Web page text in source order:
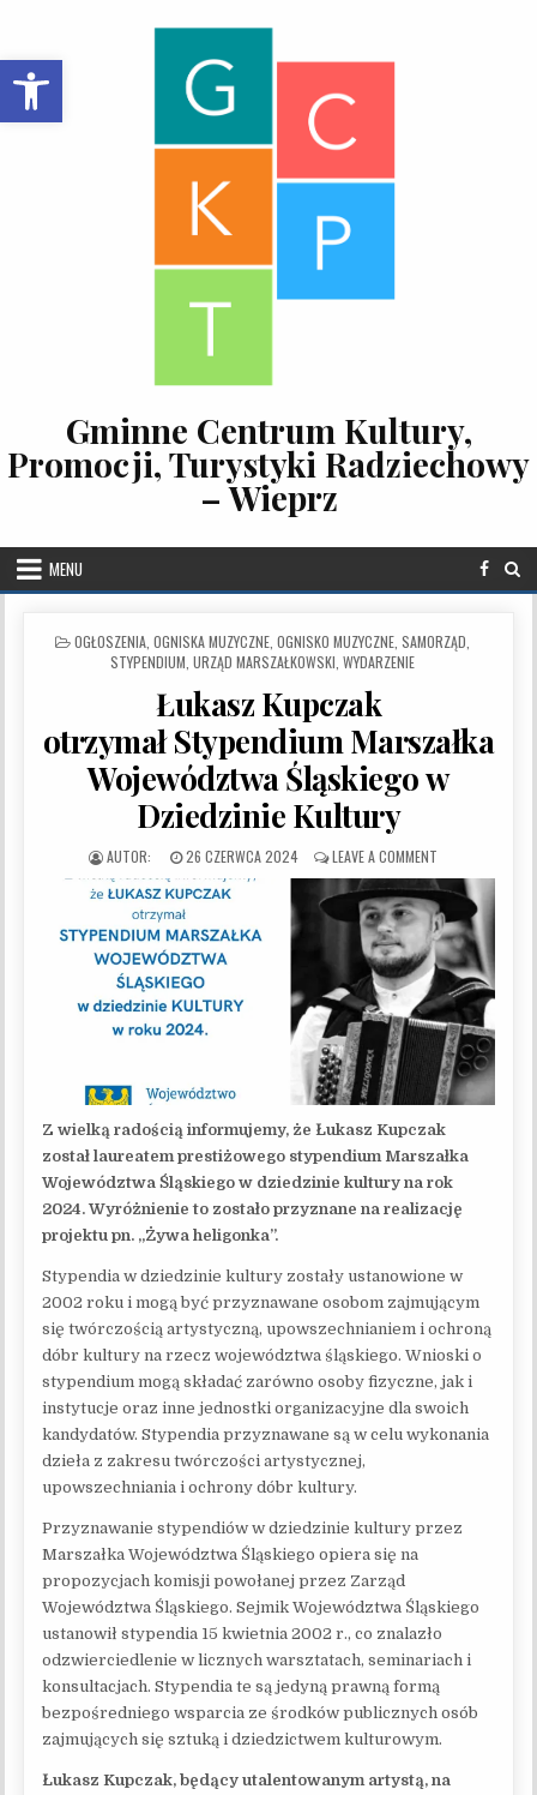
Open toolbar
Gminne Centrum Kultury,
Promocji, Turystyki Radziechowy
– Wieprz
MENU
POSTED IN
OGŁOSZENIA OGNISKA MUZYCZNE OGNISKO MUZYCZNE SAMORZĄD
STYPENDIUM URZĄD MARSZAŁKOWSKI WYDARZENIE
Łukasz Kupczak
otrzymał Stypendium Marszałka
Województwa Śląskiego w
Dziedzinie Kultury
PUBLISHED DATE:
26 CZERWCA 2024 LEAVE A COMMENTON ŁUKASZ
Z wielką radością informujemy, że Łukasz Kupczak
został laureatem prestiżowego stypendium Marszałka
Województwa Śląskiego w dziedzinie kultury na rok
2024. Wyróżnienie to zostało przyznane na realizację
projektu pn. „Żywa heligonka”.
Stypendia w dziedzinie kultury zostały ustanowione w
2002 roku i mogą być przyznawane osobom zajmującym
się twórczością artystyczną, upowszechnianiem i ochroną
dóbr kultury na rzecz województwa śląskiego. Wnioski o
stypendium mogą składać zarówno osoby fizyczne, jak i
instytucje oraz inne jednostki organizacyjne dla swoich
kandydatów. Stypendia przyznawane są w celu wykonania
dzieła z zakresu twórczości artystycznej,
upowszechniania i ochrony dóbr kultury.
Przyznawanie stypendiów w dziedzinie kultury przez
Marszałka Województwa Śląskiego opiera się na
propozycjach komisji powołanej przez Zarząd
Województwa Śląskiego. Sejmik Województwa Śląskiego
ustanowił stypendia 15 kwietnia 2002 r., co znalazło
odzwierciedlenie w licznych warsztatach, seminariach i
konsultacjach. Stypendia te są jedyną prawną formą
bezpośredniego wsparcia ze środków publicznych osób
zajmujących się sztuką i dziedzictwem kulturowym.
Łukasz Kupczak, będący utalentowanym artystą, na